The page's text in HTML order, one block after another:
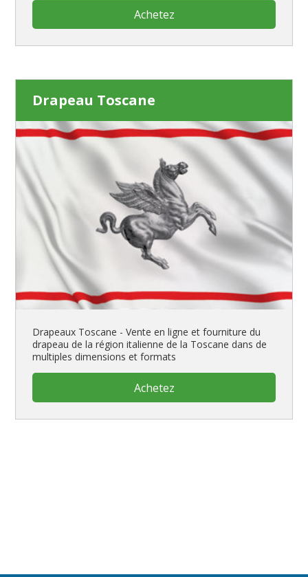
Achetez
Drapeau Toscane
Drapeaux Toscane - Vente en ligne et fourniture du
drapeau de la région italienne de la Toscane dans de
multiples dimensions et formats
Achetez